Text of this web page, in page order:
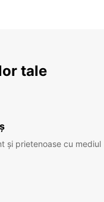
tale
și prietenoase cu mediul